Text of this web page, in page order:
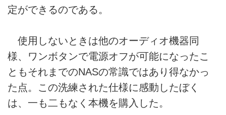
定ができるのである。
使用しないときは他のオーディオ機器同
様、ワンボタンで電源オフが可能になったこ
ともそれまでのNASの常識ではあり得なかっ
た点。この洗練された仕様に感動したぼく
は、一も二もなく本機を購入した。